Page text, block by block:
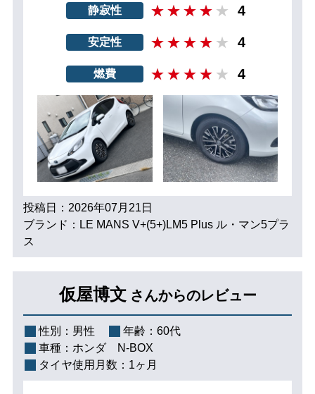
静寂性 4
安定性 4
燃費 4
投稿日：2026年07月21日
ブランド：LE MANS V+(5+)LM5 Plus ル・マン5プラ
ス
仮屋博文 さんからのレビュー
性別： 男性 年齢： 60代
車種： ホンダ N-BOX
タイヤ使用月数： 1ヶ月